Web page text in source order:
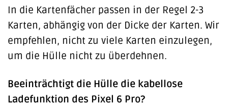
In die Kartenfächer passen in der Regel 2-3
Karten, abhängig von der Dicke der Karten. Wir
empfehlen, nicht zu viele Karten einzulegen,
um die Hülle nicht zu überdehnen.
Beeinträchtigt die Hülle die kabellose
Ladefunktion des Pixel 6 Pro?